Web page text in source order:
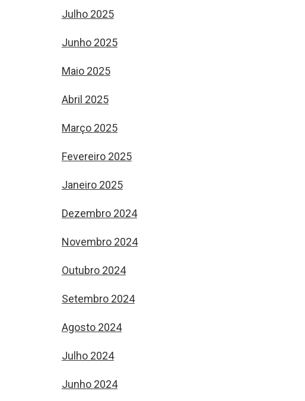
Julho 2025
Junho 2025
Maio 2025
Abril 2025
Março 2025
Fevereiro 2025
Janeiro 2025
Dezembro 2024
Novembro 2024
Outubro 2024
Setembro 2024
Agosto 2024
Julho 2024
Junho 2024